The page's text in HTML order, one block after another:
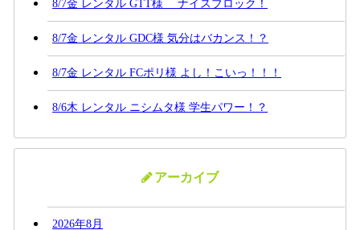
8/7金 レンタル GTT様 ナイスブロック！
8/7金 レンタル GDC様 気分はバカンス！？
8/7金 レンタル FCポリ様 よし！こいっ！！！
8/6木 レンタル ニシムタ様 学生パワー！？
アーカイブ
2026年8月